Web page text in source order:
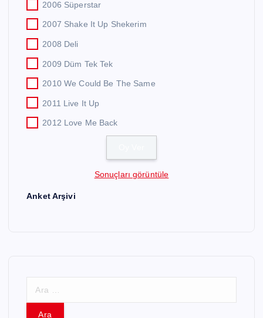
2006 Süperstar
2007 Shake It Up Shekerim
2008 Deli
2009 Düm Tek Tek
2010 We Could Be The Same
2011 Live It Up
2012 Love Me Back
Sonuçları görüntüle
Anket Arşivi